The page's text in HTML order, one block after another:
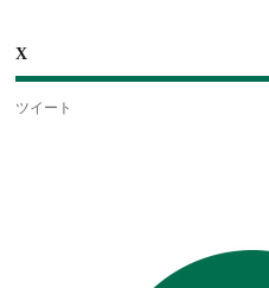
X
ツイート